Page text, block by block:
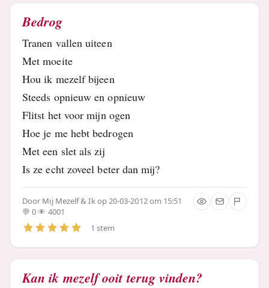
Bedrog
Tranen vallen uiteen
Met moeite
Hou ik mezelf bijeen
Steeds opnieuw en opnieuw
Flitst het voor mijn ogen
Hoe je me hebt bedrogen
Met een slet als zij
Is ze echt zoveel beter dan mij?
Door Mij Mezelf & Ikop 20-03-2012 om 15:51
0
4001
1 stem
Kan ik mezelf ooit terug vinden?